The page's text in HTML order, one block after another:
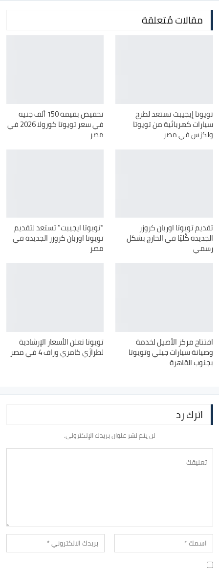
مقالات مُتعلقة
تويوتا إيجيبت تستعد لطرح
سيارات كهربائية من تويوتا
ولكزس في مصر
تخفيض بقيمة 150 ألف جنيه
في سعر تويوتا كورولا 2026 في
مصر
تقديم تويوتا اوربان كروزر
الجديدة كُليًا في الخارج بشكل
رسمي
“تويوتا ايجيبت” تستعد لتقديم
تويوتا اوربان كروزر الجديدة في
مصر
افتتاح مركز الأصيل لخدمة
وصيانة سيارات جيلي وتويوتا
بجنوب القاهرة
تويوتا تعلن الأسعار الإرشادية
لطرازَي كامري وراف 4 في مصر
اترك رد
لن يتم نشر عنوان بريدك الإلكتروني.